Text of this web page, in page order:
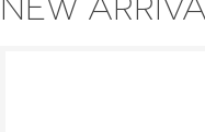
NEW